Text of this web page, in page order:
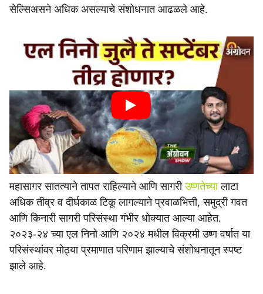
सेल्सिअसने अधिक असल्याचे संशोधनात आढळले आहे.
महासागर सातत्याने तापत राहिल्याने आणि सागरीउष्णतेच्यालाटा
अधिक तीव्र व दीर्घकाळ टिकू लागल्याने प्रवाळभित्ती, समुद्री गवत
आणि किनारी सागरी परिसंस्था गंभीर धोक्यात आल्या आहेत.
२०२३-२४ च्या एल निनो आणि २०२४ मधील विक्रमी उष्ण वर्षात या
परिसंस्थांवर मोठ्या प्रमाणात परिणाम झाल्याचे संशोधनातून स्पष्ट
झाले आहे.